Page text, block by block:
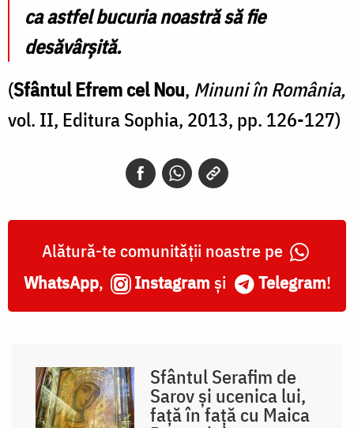
ca astfel bucuria noastră să fie
desăvârșită.
(Sfântul Efrem cel Nou, Minuni în România,
vol. II, Editura Sophia, 2013, pp. 126-127)
Alătură-te comunității noastre pe
WhatsApp, Instagram și Telegram!
Sfântul Serafim de
Sarov și ucenica lui,
față în față cu Maica